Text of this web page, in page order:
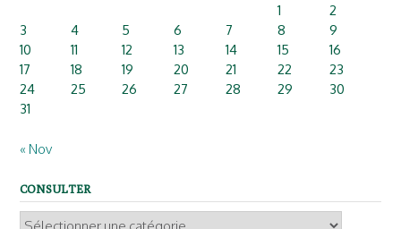
1
2
3
4 5 6 7 8
9
10
11 12 13 14 15
16
17
18 19 20 21 22
23
24
25 26 27 28 29
30
31
« Nov
CONSULTER
Consulter